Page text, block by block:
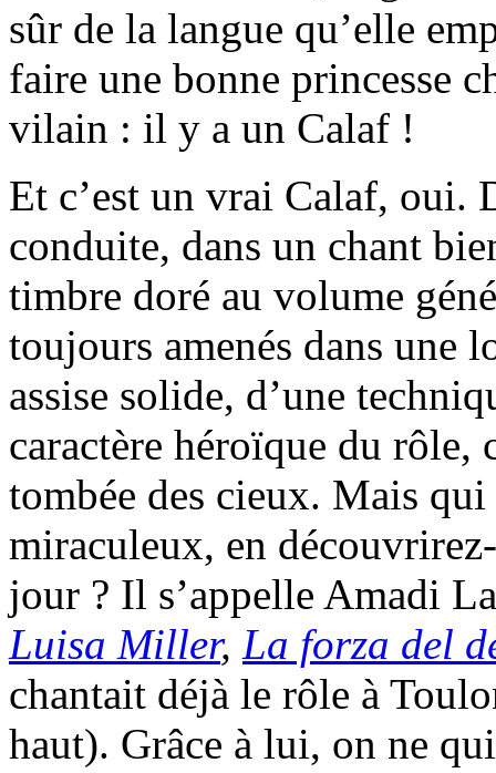
sûr de la langue qu’elle
faire une bonne princesse
vilain : il y a un Calaf !
Et c’est un vrai Calaf, oui.
conduite, dans un chant
timbre doré au volume
toujours amenés dans une
assise solide, d’une
caractère héroïque du rôle,
tombée des cieux. Mais
miraculeux, en
jour ? Il s’appelle Amadi
Luisa Miller, La forza del
chantait déjà le rôle à
haut). Grâce à lui, on ne